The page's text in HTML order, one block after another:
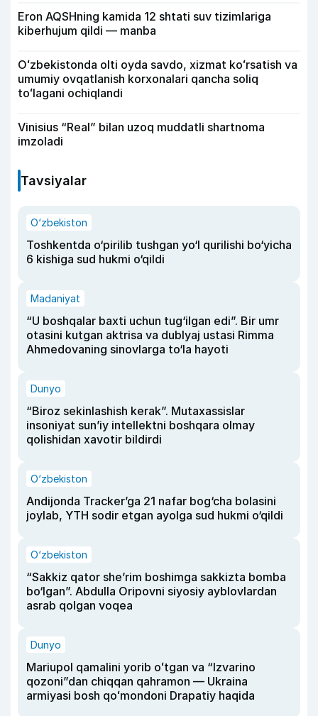
Eron AQSHning kamida 12 shtati suv tizimlariga
kiberhujum qildi — manba
Oʻzbekistonda olti oyda savdo, xizmat koʻrsatish va
umumiy ovqatlanish korxonalari qancha soliq
toʻlagani ochiqlandi
Vinisius “Real” bilan uzoq muddatli shartnoma
imzoladi
Tavsiyalar
O‘zbekiston
Toshkentda o‘pirilib tushgan yo‘l qurilishi bo‘yicha
6 kishiga sud hukmi o‘qildi
Madaniyat
“U boshqalar baxti uchun tug‘ilgan edi”. Bir umr
otasini kutgan aktrisa va dublyaj ustasi Rimma
Ahmedovaning sinovlarga to‘la hayoti
Dunyo
“Biroz sekinlashish kerak”. Mutaxassislar
insoniyat sun’iy intellektni boshqara olmay
qolishidan xavotir bildirdi
O‘zbekiston
Andijonda Tracker’ga 21 nafar bog‘cha bolasini
joylab, YTH sodir etgan ayolga sud hukmi o‘qildi
O‘zbekiston
“Sakkiz qator she’rim boshimga sakkizta bomba
bo‘lgan”. Abdulla Oripovni siyosiy ayblovlardan
asrab qolgan voqea
Dunyo
Mariupol qamalini yorib oʻtgan va “Izvarino
qozoni”dan chiqqan qahramon — Ukraina
armiyasi bosh qoʻmondoni Drapatiy haqida